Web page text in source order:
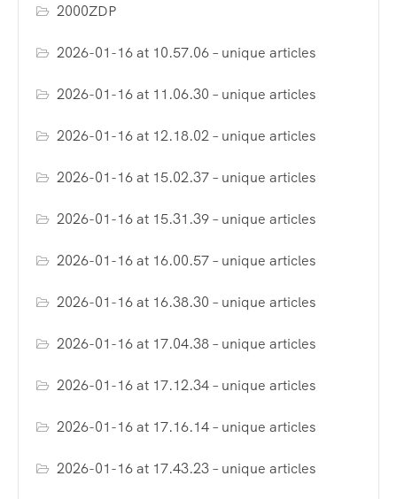
2000ZDP
2026-01-16 at 10.57.06 – unique articles
2026-01-16 at 11.06.30 – unique articles
2026-01-16 at 12.18.02 – unique articles
2026-01-16 at 15.02.37 – unique articles
2026-01-16 at 15.31.39 – unique articles
2026-01-16 at 16.00.57 – unique articles
2026-01-16 at 16.38.30 – unique articles
2026-01-16 at 17.04.38 – unique articles
2026-01-16 at 17.12.34 – unique articles
2026-01-16 at 17.16.14 – unique articles
2026-01-16 at 17.43.23 – unique articles